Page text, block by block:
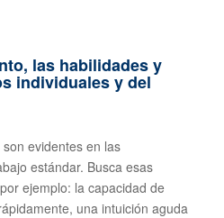
las habilidades y
individuales y del
evidentes en las
estándar. Busca esas
ejemplo: la capacidad de
una intuición aguda